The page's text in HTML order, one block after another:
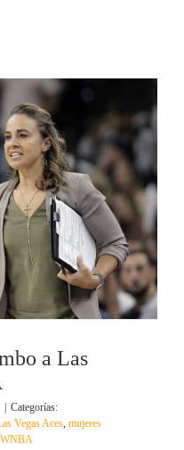
a Las
| Categorías:
Vegas Aces mujeres
WNBA